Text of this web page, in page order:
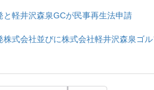
軽井沢森泉GCが民事再生法申請
式会社並びに株式会社軽井沢森泉ゴ